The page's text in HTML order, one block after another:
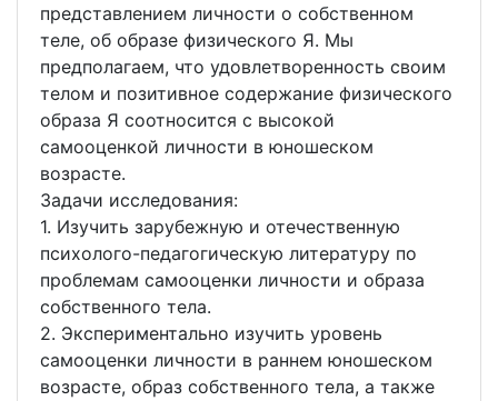
представлением личности о собственном
теле, об образе физического Я. Мы
предполагаем, что удовлетворенность своим
телом и позитивное содержание физического
образа Я соотносится с высокой
самооценкой личности в юношеском
возрасте.
Задачи исследования:
1. Изучить зарубежную и отечественную
психолого-педагогическую литературу по
проблемам самооценки личности и образа
собственного тела.
2. Экспериментально изучить уровень
самооценки личности в раннем юношеском
возрасте, образ собственного тела, а также